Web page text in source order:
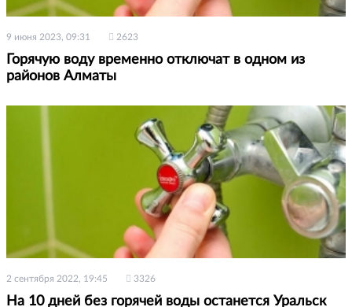
9 июня 2023, 09:31 2623
Горячую воду временно отключат в одном из
районов Алматы
2 сентября 2022, 19:45 3326
На 10 дней без горячей воды останется Уральск